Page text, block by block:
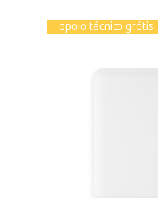
apoio técnico grátis